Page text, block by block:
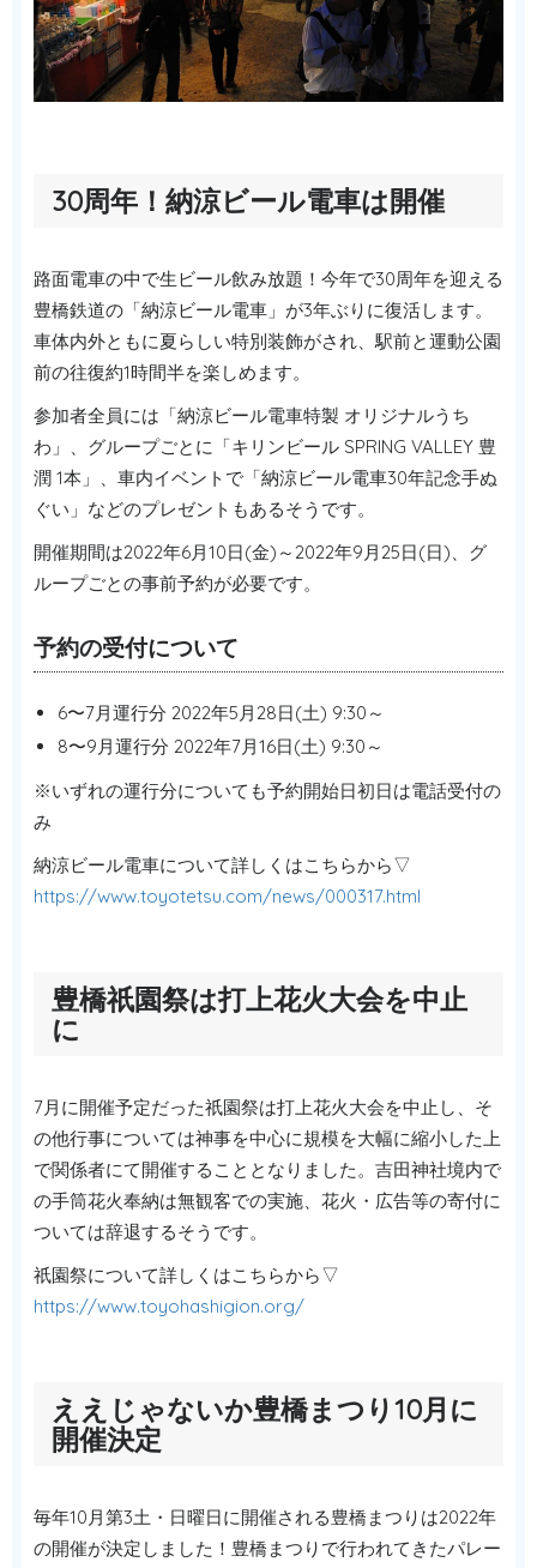
30周年！納涼ビール電車は開催
路面電車の中で生ビール飲み放題！今年で30周年を迎える
豊橋鉄道の「納涼ビール電車」が3年ぶりに復活します。
車体内外ともに夏らしい特別装飾がされ、駅前と運動公園
前の往復約1時間半を楽しめます。
参加者全員には「納涼ビール電車特製 オリジナルうち
わ」、グループごとに「キリンビール SPRING VALLEY 豊
潤 1本」、車内イベントで「納涼ビール電車30年記念手ぬ
ぐい」などのプレゼントもあるそうです。
開催期間は2022年6月10日(金)～2022年9月25日(日)、グ
ループごとの事前予約が必要です。
予約の受付について
6〜7月運行分 2022年5月28日(土) 9:30～
8〜9月運行分 2022年7月16日(土) 9:30～
※いずれの運行分についても予約開始日初日は電話受付の
み
納涼ビール電車について詳しくはこちらから▽
https://www.toyotetsu.com/news/000317.html
豊橋祇園祭は打上花火大会を中止
に
7月に開催予定だった祇園祭は打上花火大会を中止し、そ
の他行事については神事を中心に規模を大幅に縮小した上
で関係者にて開催することとなりました。吉田神社境内で
の手筒花火奉納は無観客での実施、花火・広告等の寄付に
ついては辞退するそうです。
祇園祭について詳しくはこちらから▽
https://www.toyohashigion.org/
ええじゃないか豊橋まつり10月に
開催決定
毎年10月第3土・日曜日に開催される豊橋まつりは2022年
の開催が決定しました！豊橋まつりで行われてきたパレー